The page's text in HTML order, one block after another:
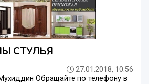
СТУЛЬЯ
27.01.2018, 10:56
Обращайте по телефону в